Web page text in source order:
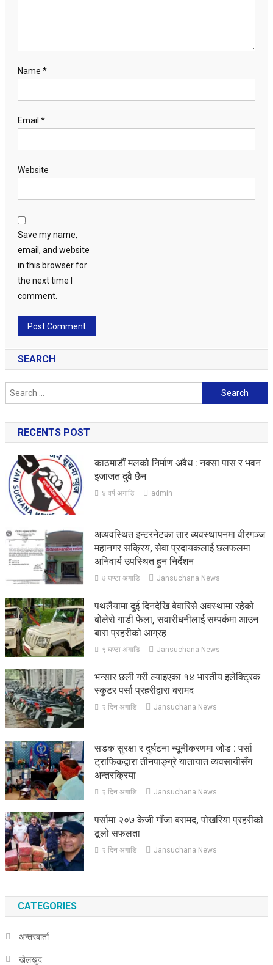
Name *
Email *
Website
Save my name,
email, and website
in this browser for
the next time I
comment.
SEARCH
Search
for:
RECENTS POST
काठमाडौं मलको निर्माण अवैध : नक्सा पास र भवन
इजाजत दुवै छैन
४ वर्ष अगाडि admin
अव्यवस्थित इन्टरनेटका तार व्यवस्थापनमा वीरगञ्ज
महानगर सक्रिय, सेवा प्रदायकलाई छलफलमा
अनिवार्य उपस्थित हुन निर्देशन
७ घण्टा अगाडि Jansuchana News
पथलैयामा दुई दिनदेखि बेवारिसे अवस्थामा रहेको
बोलेरो गाडी फेला, सवारीधनीलाई सम्पर्कमा आउन
बारा प्रहरीको आग्रह
९ घण्टा अगाडि Jansuchana News
भन्सार छली गरी ल्याइएका १४ भारतीय इलेक्ट्रिक
स्कुटर पर्सा प्रहरीद्वारा बरामद
२ दिन अगाडि Jansuchana News
सडक सुरक्षा र दुर्घटना न्यूनीकरणमा जोड : पर्सा
ट्राफिकद्वारा तीनपाङ्ग्रे यातायात व्यवसायीसँग
अन्तरक्रिया
२ दिन अगाडि Jansuchana News
पर्सामा २०७ केजी गाँजा बरामद, पोखरिया प्रहरीको
ठूलो सफलता
२ दिन अगाडि Jansuchana News
CATEGORIES
अन्तरबार्ता
खेलखुद